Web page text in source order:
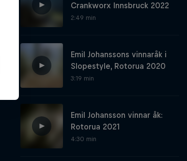
Crankworx Innsbruck 2022
2:49 min
Emil Johanssons vinnaråk i
Slopestyle, Rotorua 2020
3:19 min
Emil Johansson vinnar åk:
Rotorua 2021
4:30 min